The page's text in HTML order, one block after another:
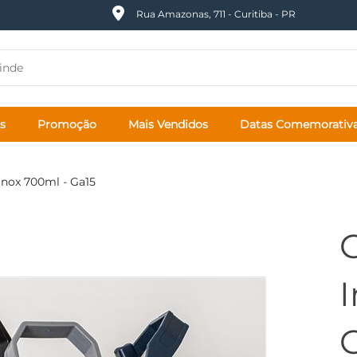
Rua Amazonas, 711 - Curitiba - PR
Promoção Mais Vendidos Datas
700ml - Ga15